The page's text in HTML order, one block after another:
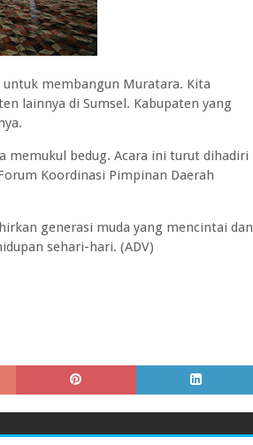
membangun Muratara. Kita
lainnya di Sumsel. Kabupaten yang
memukul bedug. Acara ini turut dihadiri
Koordinasi Pimpinan Daerah
generasi muda yang mencintai dan
sehari-hari. (ADV)